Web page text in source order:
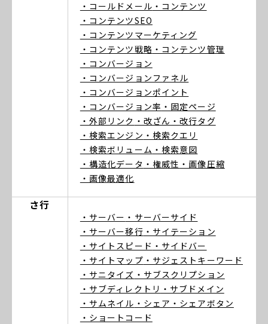
・コールドメール ・コンテンツ
・コンテンツSEO
・コンテンツマーケティング
・コンテンツ戦略 ・コンテンツ管理
・コンバージョン
・コンバージョンファネル
・コンバージョンポイント
・コンバージョン率 ・固定ページ
・外部リンク ・改ざん ・改行タグ
・検索エンジン ・検索クエリ
・検索ボリューム ・検索意図
・構造化データ ・権威性 ・画像圧縮
・画像最適化
さ行
・サーバー ・サーバーサイド
・サーバー移行 ・サイテーション
・サイトスピード ・サイドバー
・サイトマップ ・サジェストキーワード
・サニタイズ ・サブスクリプション
・サブディレクトリ ・サブドメイン
・サムネイル ・シェア ・シェアボタン
・ショートコード